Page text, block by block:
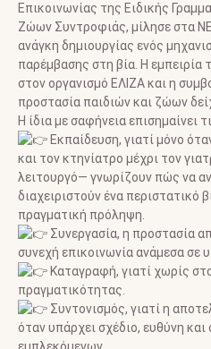
Επικοινωνίας της Ειδικής
Ζώων Συντροφιάς, μίλησε στα
ανάγκη δημιουργίας ενός
παρέμβασης στη βία. Η εμπειρία
στον οργανισμό ΕΛΙΖΑ και η
προστασία παιδιών και ζώων
Η ίδια με σαφήνεια επισημαίνει
Εκπαίδευση, γιατί μόνο
και τον κτηνίατρο μέχρι τον
λειτουργό— γνωρίζουν πώς να
διαχειριστούν ένα περιστατικό
πραγματική πρόληψη.
Συνεργασία, η προστασία
συνεχή επικοινωνία ανάμεσα σε
Καταγραφή, γιατί χωρίς
πραγματικότητας.
Συντονισμός, γιατί η
όταν υπάρχει σχέδιο, ευθύνη